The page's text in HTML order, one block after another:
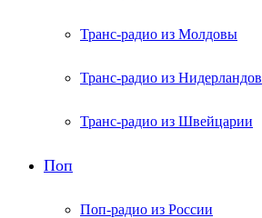
Транс-радио из Молдовы
Транс-радио из Нидерландов
Транс-радио из Швейцарии
Поп
Поп-радио из России